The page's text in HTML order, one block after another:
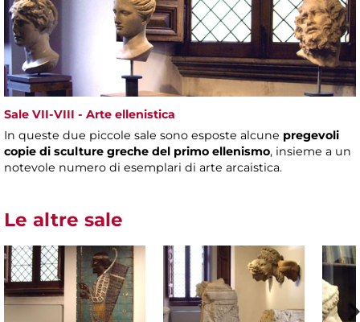
Sale VII-VIII - Arte ellenistica
In queste due piccole sale sono esposte alcune pregevoli
copie di sculture greche del primo ellenismo, insieme a un
notevole numero di esemplari di arte arcaistica.
Le altre sale